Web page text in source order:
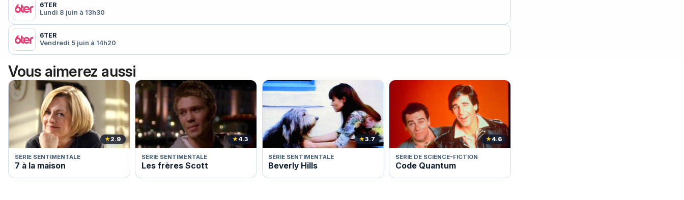
6TER
Lundi 8 juin à 13h30
6TER
Vendredi 5 juin à 14h20
Vous aimerez aussi
★2.9
SÉRIE SENTIMENTALE
7 à la maison
★4.3
SÉRIE SENTIMENTALE
Les frères Scott
★3.7
SÉRIE SENTIMENTALE
Beverly Hills
★4.6
SÉRIE DE SCIENCE-FICTION
Code Quantum